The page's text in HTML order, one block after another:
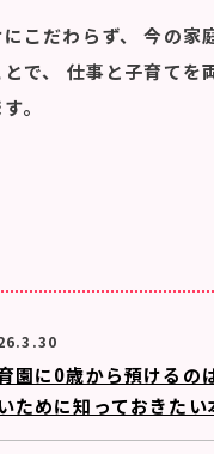
こだわらず、 今の家
で、 仕事と子育てを
。
園に0歳から預けるの
ために知っておきたい